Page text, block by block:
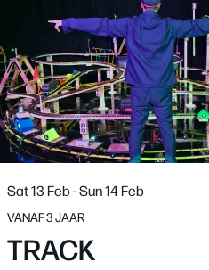
TRACK
VANAF 3 JAAR
Sat 13 Feb-Sun 14 Feb